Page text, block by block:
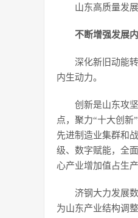
山东高质量发
不断增强发展
深化新旧动能
内生动力。
创新是山东攻
点，聚力“十大创
先进制造业集群和
级、数字赋能，全
心产业增加值占生
济钢大力发展
为山东产业结构调